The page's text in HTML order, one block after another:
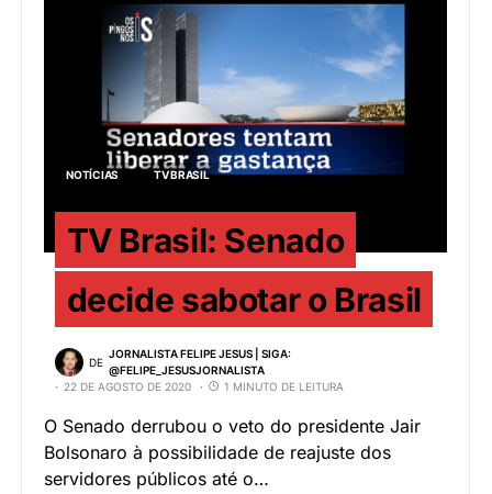
NOTÍCIAS TV BRASIL
TV Brasil: Senado
decide sabotar o Brasil
DE
JORNALISTA FELIPE JESUS | SIGA:
@FELIPE_JESUSJORNALISTA
22 DE AGOSTO DE 2020
1 MINUTO DE LEITURA
O Senado derrubou o veto do presidente Jair
Bolsonaro à possibilidade de reajuste dos
servidores públicos até o…